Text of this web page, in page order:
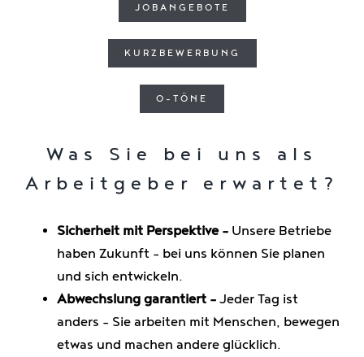
JOBANGEBOTE
KURZBEWERBUNG
O-TÖNE
Was Sie bei uns als
Arbeitgeber erwartet?
Sicherheit mit Perspektive – Unsere Betriebe
haben Zukunft – bei uns können Sie planen
und sich entwickeln.
Abwechslung garantiert – Jeder Tag ist
anders – Sie arbeiten mit Menschen, bewegen
etwas und machen andere glücklich.